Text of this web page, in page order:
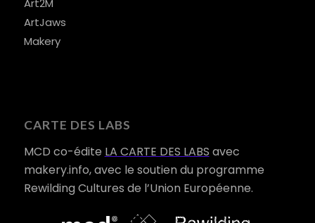
Art2M
ArtJaws
Makery
CARTE DES LABS
MCD co-édite LA CARTE DES LABS avec
makery.info, avec le soutien du programme
Rewilding Cultures de l’Union Européenne.